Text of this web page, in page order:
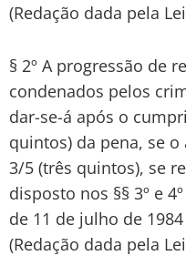
(Redação dada pela
§ 2º A progressão de
condenados pelos
dar-se-á após o
quintos) da pena, se
3/5 (três quintos), se
disposto nos §§ 3º e
de 11 de julho de
(Redação dada pela